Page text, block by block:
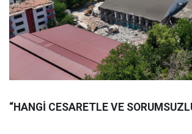
“HANGİ CESARETLE VE